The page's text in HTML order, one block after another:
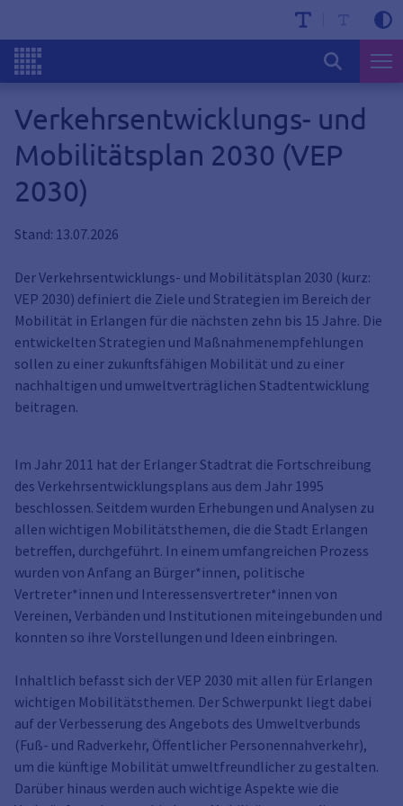
Verkehrsentwicklungs- und
Mobilitätsplan 2030 (VEP
2030)
Stand: 13.07.2026
Der Verkehrsentwicklungs- und Mobilitätsplan 2030 (kurz:
VEP 2030) definiert die Ziele und Strategien im Bereich der
Mobilität in Erlangen für die nächsten zehn bis 15 Jahre. Die
entwickelten Strategien und Maßnahmenempfehlungen
sollen zu einer zukunftsfähigen Mobilität und zu einer
nachhaltigen und umweltverträglichen Stadtentwicklung
beitragen.
Im Jahr 2011 hat der Erlanger Stadtrat die Fortschreibung
des Verkehrsentwicklungsplans aus dem Jahr 1995
beschlossen. Seitdem wurden Erhebungen und Analysen zu
allen wichtigen Mobilitätsthemen, die die Stadt Erlangen
betreffen, durchgeführt. In einem umfangreichen Prozess
wurden von Anfang an Bürger*innen, politische
Vertreter*innen und Interessensvertreter*innen von
Vereinen, Verbänden und Institutionen miteingebunden und
konnten so ihre Vorstellungen und Ideen einbringen.
Inhaltlich befasst sich der VEP 2030 mit allen für Erlangen
wichtigen Mobilitätsthemen. Der Schwerpunkt liegt dabei
auf der Verbesserung des Angebots des Umweltverbunds
(Fuß- und Radverkehr, Öffentlicher Personennahverkehr),
um die künftige Mobilität umweltfreundlicher zu gestalten.
Darüber hinaus werden auch wichtige Aspekte wie die